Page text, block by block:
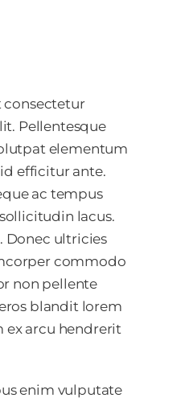
consectetur
Pellentesque
elementum
id efficitur ante.
ac tempus
lacus.
Donec ultricies
commodo
non pellente
blandit lorem
arcu hendrerit
enim vulputate